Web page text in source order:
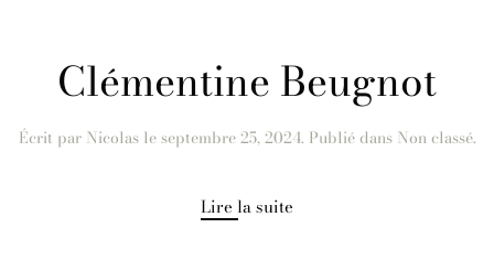
Clémentine Beugnot
Écrit par Nicolasleseptembre 25, 2024. Publié dans Non classé.
Lire la suite